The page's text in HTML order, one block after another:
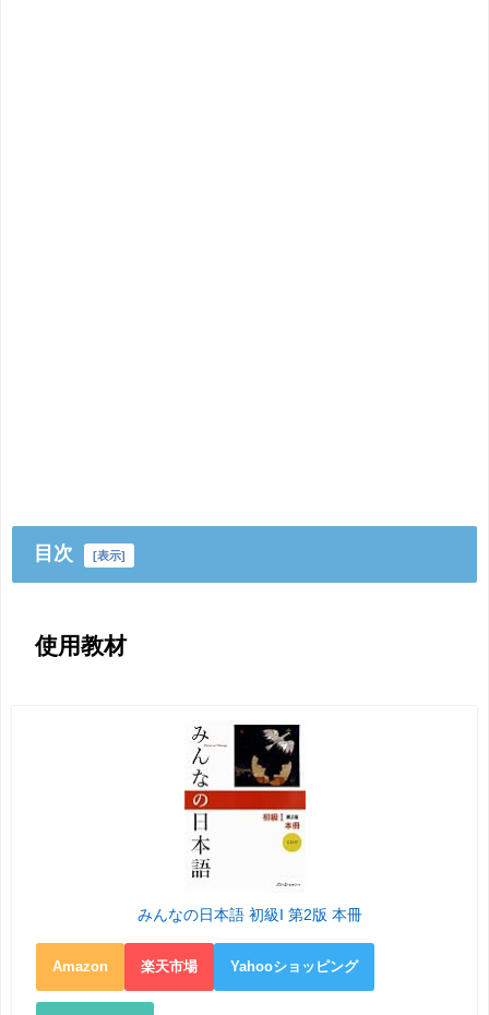
目次 [表示]
使用教材
みんなの日本語 初級I 第2版 本冊
Amazon 楽天市場 Yahooショッピング